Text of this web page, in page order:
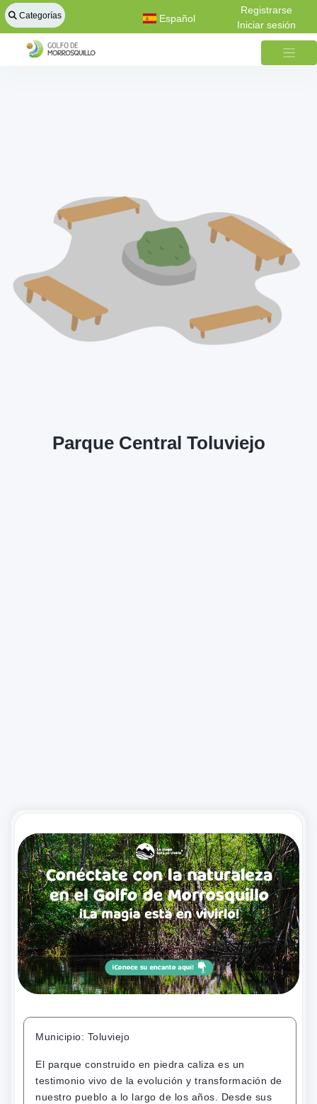
Categorías Español
Registrarse
Iniciar sesión
Parque Central Toluviejo
Municipio: Toluviejo
El parque construido en piedra caliza es un
testimonio vivo de la evolución y transformación de
nuestro pueblo a lo largo de los años. Desde sus